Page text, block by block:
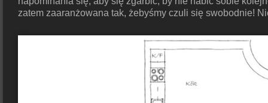
zatem zaaranżowana tak, żebyśmy czuli się swobodnie!